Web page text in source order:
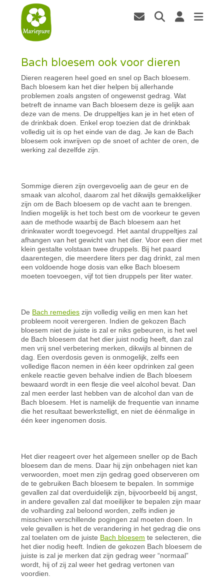
Bach bloesem ook voor dieren
Dieren reageren heel goed en snel op Bach bloesem.
Bach bloesem kan het dier helpen bij allerhande
problemen zoals angsten of ongewenst gedrag. Wat
betreft de inname van Bach bloesem deze is gelijk aan
deze van de mens. De druppeltjes kan je in het eten of
de drinkbak doen. Enkel erop toezien dat de drinkbak
volledig uit is op het einde van de dag. Je kan de Bach
bloesem ook inwrijven op de snoet of achter de oren, de
werking zal dezelfde zijn.
Sommige dieren zijn overgevoelig aan de geur en de
smaak van alcohol, daarom zal het dikwijls gemakkelijker
zijn om de Bach bloesem op de vacht aan te brengen.
Indien mogelijk is het toch best om de voorkeur te geven
aan de methode waarbij de Bach bloesem aan het
drinkwater wordt toegevoegd. Het aantal druppeltjes zal
afhangen van het gewicht van het dier. Voor een dier met
klein gestalte volstaan twee druppels. Bij het paard
daarentegen, die meerdere liters per dag drinkt, zal men
een voldoende hoge dosis van elke Bach bloesem
moeten toevoegen, vijf tot tien druppels per liter water.
De Bach remedies zijn volledig veilig en men kan het
probleem nooit verergeren. Indien de gekozen Bach
bloesem niet de juiste is zal er niks gebeuren, is het wel
de Bach bloesem dat het dier juist nodig heeft, dan zal
men vrij snel verbetering merken, dikwijls al binnen de
dag. Een overdosis geven is onmogelijk, zelfs een
volledige flacon nemen in één keer opdrinken zal geen
enkele reactie geven behalve indien de Bach bloesem
bewaard wordt in een flesje die veel alcohol bevat. Dan
zal men eerder last hebben van de alcohol dan van de
Bach bloesem. Het is namelijk de frequentie van inname
die het resultaat bewerkstelligt, en niet de éénmalige in
één keer ingenomen dosis.
Het dier reageert over het algemeen sneller op de Bach
bloesem dan de mens. Daar hij zijn onbehagen niet kan
verwoorden, moet men zijn gedrag goed observeren om
de te gebruiken Bach bloesem te bepalen. In sommige
gevallen zal dat overduidelijk zijn, bijvoorbeeld bij angst,
in andere gevallen zal dat moeilijker te bepalen zijn maar
de volharding zal beloond worden, zelfs indien je
misschien verschillende pogingen zal moeten doen. In
vele gevallen is het de verandering in het gedrag die ons
zal toelaten om de juiste Bach bloesem te selecteren, die
het dier nodig heeft. Indien de gekozen Bach bloesem de
juiste is zal je merken dat zijn gedrag weer “normaal”
wordt, hij of zij zal weer het gedrag vertonen van
voordien.